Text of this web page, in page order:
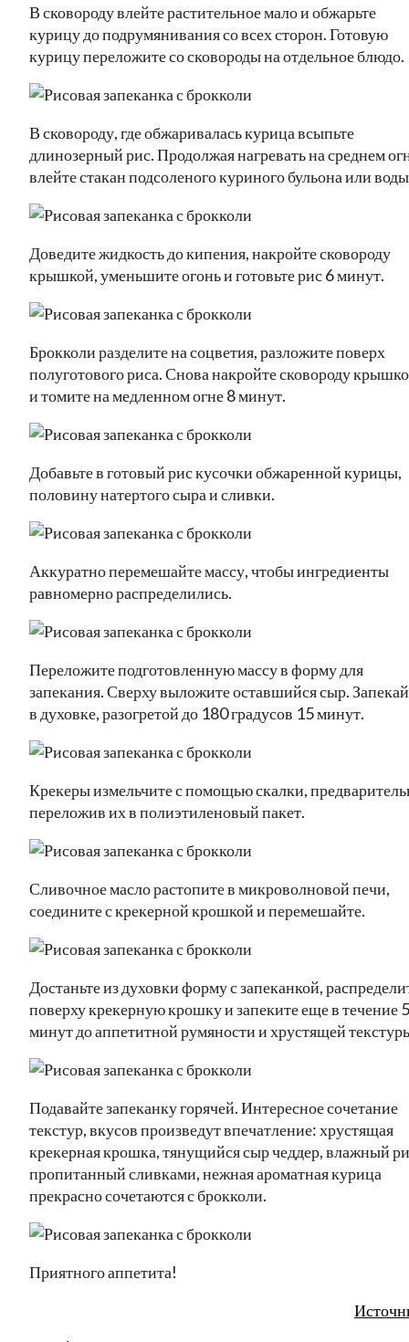
В сковороду влейте растительное мало и обжарьте
курицу до подрумянивания со всех сторон. Готовую
курицу переложите со сковороды на отдельное блюдо.
В сковороду, где обжаривалась курица всыпьте
длинозерный рис. Продолжая нагревать на среднем
влейте стакан подсоленого куриного бульона или
Доведите жидкость до кипения, накройте сковороду
крышкой, уменьшите огонь и готовьте рис 6 минут.
Брокколи разделите на соцветия, разложите поверх
полуготового риса. Снова накройте сковороду
и томите на медленном огне 8 минут.
Добавьте в готовый рис кусочки обжаренной курицы,
половину натертого сыра и сливки.
Аккуратно перемешайте массу, чтобы ингредиенты
равномерно распределились.
Переложите подготовленную массу в форму для
запекания. Сверху выложите оставшийся сыр.
в духовке, разогретой до 180 градусов 15 минут.
Крекеры измельчите с помощью скалки,
переложив их в полиэтиленовый пакет.
Сливочное масло растопите в микроволновой печи,
соедините с крекерной крошкой и перемешайте.
Достаньте из духовки форму с запеканкой,
поверху крекерную крошку и запеките еще в течение 5
минут до аппетитной румяности и хрустящей
Подавайте запеканку горячей. Интересное сочетание
текстур, вкусов произведут впечатление: хрустящая
крекерная крошка, тянущийся сыр чеддер, влажный
пропитанный сливками, нежная ароматная курица
прекрасно сочетаются с брокколи.
Приятного аппетита!